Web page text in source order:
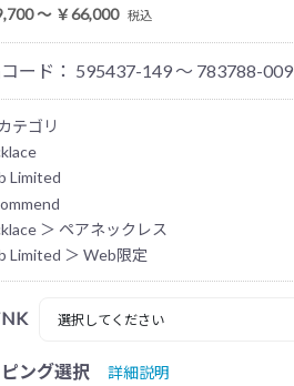
～ ￥66,000 税込
ード： 595437-149 ～ 783788-009
テゴリ
Limited
＞ ペアネックレス
Limited ＞ Web限定
ング選択 詳細説明